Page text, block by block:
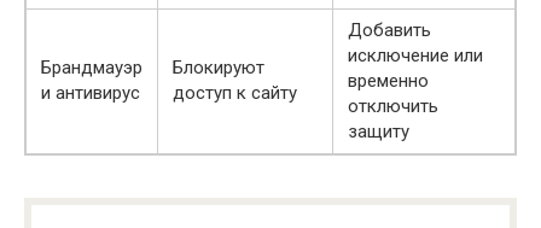
Брандмауэр
и антивирус
Блокируют
доступ к сайту
Добавить
исключение или
временно
отключить
защиту